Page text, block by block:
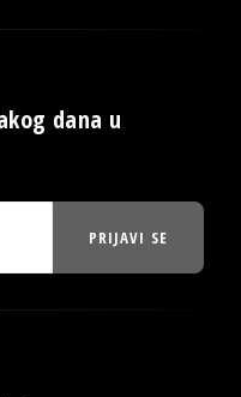
dana u
PRIJAVI SE